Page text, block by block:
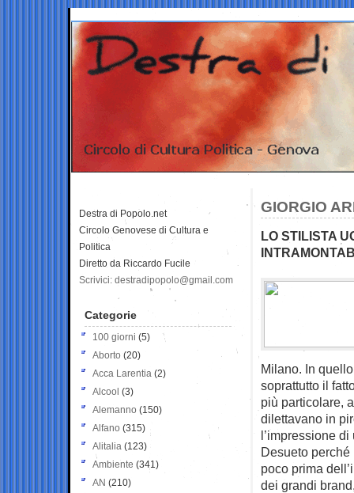
GIORGIO
LO STILISTA
Milano. In
soprattutto il
più particolare,
dilettavano in
l’impressione
Desueto
poco prima
dei grandi
Destra di Popolo.net
Circolo Genovese di Cultura e
Politica
Diretto da Riccardo Fucile
Scrivici: destradipopolo@gmail.com
Categorie
100 giorni (5)
Aborto (20)
Acca Larentia (2)
Alcool (3)
Alemanno (150)
Alfano (315)
Alitalia (123)
Ambiente (341)
AN (210)